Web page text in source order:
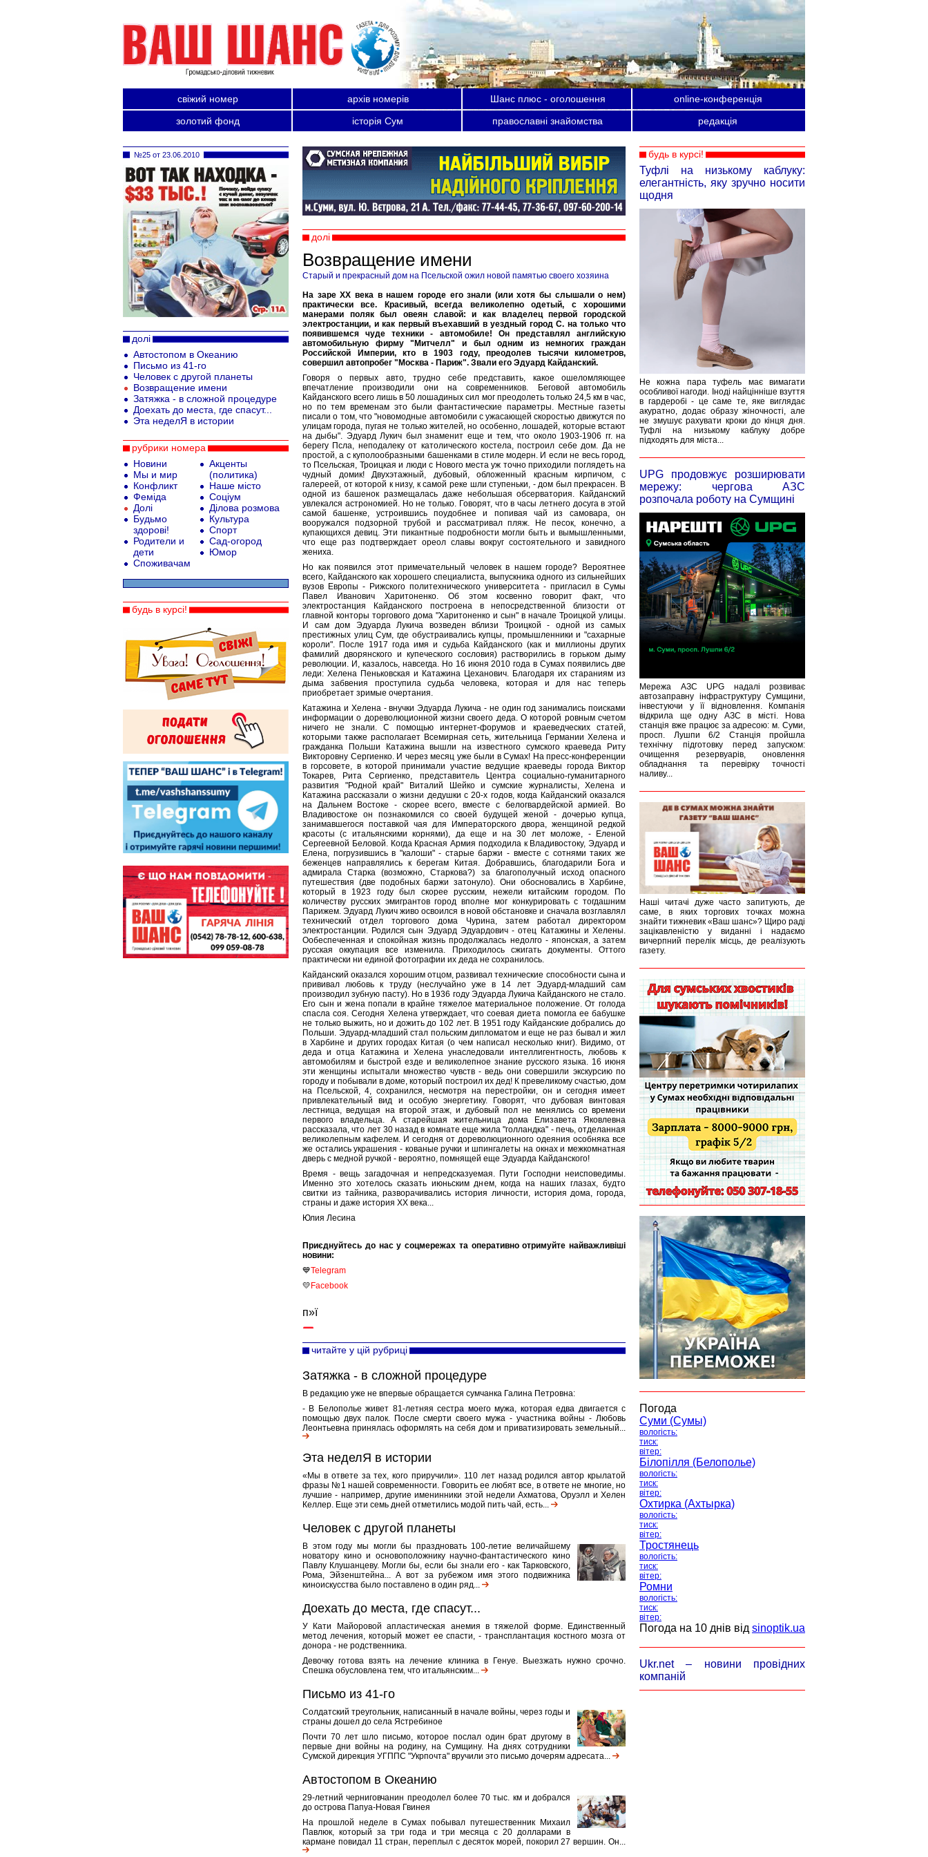
свіжий номер архів номерів Шанс плюс - оголошення
online-конференція
золотий фонд
історія Сум православні знайомства редакція
долі
Возвращение имени
Старый и прекрасный дом на Псельской ожил новой памятью своего хозяина
На заре ХХ века в нашем городе его знали (или хотя бы слышали о нем)
практически все. Красивый, всегда великолепно одетый, с хорошими
манерами поляк был овеян славой: и как владелец первой городской
электростанции, и как первый въехавший в уездный город С. на только что
появившемся чуде техники - автомобиле! Он представлял английскую
автомобильную фирму "Митчелл" и был одним из немногих граждан
Российской Империи, кто в 1903 году, преодолев тысячи километров,
совершил автопробег "Москва - Париж". Звали его Эдуард Кайданский.
Говоря о первых авто, трудно себе представить, какое ошеломляющее
впечатление производили они на современников. Беговой автомобиль
Кайданского всего лишь в 50 лошадиных сил мог преодолеть только 24,5 км в час,
но по тем временам это были фантастические параметры. Местные газеты
писали о том, что "новомодные автомобили с ужасающей скоростью движутся по
улицам города, пугая не только жителей, но особенно, лошадей, которые встают
на дыбы". Эдуард Лукич был знаменит еще и тем, что около 1903-1906 гг. на
берегу Псла, неподалеку от католического костела, построил себе дом. Да не
простой, а с куполообразными башенками в стиле модерн. И если не весь город,
то Псельская, Троицкая и люди с Нового места уж точно приходили поглядеть на
чудный домик! Двухэтажный, дубовый, обложенный красным кирпичом, с
галереей, от которой к низу, к самой реке шли ступеньки, - дом был прекрасен. В
одной из башенок размещалась даже небольшая обсерватория. Кайданский
увлекался астрономией. Но не только. Говорят, что в часы летнего досуга в этой
самой башенке, устроившись поудобнее и попивая чай из самовара, он
вооружался подзорной трубой и рассматривал пляж. Не песок, конечно, а
купающихся девиц. Эти пикантные подробности могли быть и вымышленными,
что еще раз подтверждает ореол славы вокруг состоятельного и завидного
жениха.
Но как появился этот примечательный человек в нашем городе? Вероятнее
всего, Кайданского как хорошего специалиста, выпускника одного из сильнейших
вузов Европы - Рижского политехнического университета - пригласил в Сумы
Павел Иванович Харитоненко. Об этом косвенно говорит факт, что
электростанция Кайданского построена в непосредственной близости от
главной конторы торгового дома "Харитоненко и сын" в начале Троицкой улицы.
И сам дом Эдуарда Лукича возведен вблизи Троицкой - одной из самых
престижных улиц Сум, где обустраивались купцы, промышленники и "сахарные
короли". После 1917 года имя и судьба Кайданского (как и миллионы других
фамилий дворянского и купеческого сословия) растворились в горьком дыму
революции. И, казалось, навсегда. Но 16 июня 2010 года в Сумах появились две
леди: Хелена Пеньковская и Катажина Цеханович. Благодаря их стараниям из
дыма забвения проступила судьба человека, которая и для нас теперь
приобретает зримые очертания.
Катажина и Хелена - внучки Эдуарда Лукича - не один год занимались поисками
информации о дореволюционной жизни своего деда. О которой ровным счетом
ничего не знали. С помощью интернет-форумов и краеведческих статей,
которыми также располагает Всемирная сеть, жительница Германии Хелена и
гражданка Польши Катажина вышли на известного сумского краеведа Риту
Викторовну Сергиенко. И через месяц уже были в Сумах! На пресс-конференции
в горсовете, в которой принимали участие ведущие краеведы города Виктор
Токарев, Рита Сергиенко, представитель Центра социально-гуманитарного
развития "Родной край" Виталий Шейко и сумские журналисты, Хелена и
Катажина рассказали о жизни дедушки с 20-х годов, когда Кайданский оказался
на Дальнем Востоке - скорее всего, вместе с белогвардейской армией. Во
Владивостоке он познакомился со своей будущей женой - дочерью купца,
занимавшегося поставкой чая для Императорского двора, женщиной редкой
красоты (с итальянскими корнями), да еще и на 30 лет моложе, - Еленой
Сергеевной Беловой. Когда Красная Армия подходила к Владивостоку, Эдуард и
Елена, погрузившись в "калоши" - старые баржи - вместе с сотнями таких же
беженцев направлялись к берегам Китая. Добравшись, благодарили Бога и
адмирала Старка (возможно, Старкова?) за благополучный исход опасного
путешествия (две подобных баржи затонуло). Они обосновались в Харбине,
который в 1923 году был скорее русским, нежели китайским городом. По
количеству русских эмигрантов город вполне мог конкурировать с тогдашним
Парижем. Эдуард Лукич живо освоился в новой обстановке и сначала возглавлял
технический отдел торгового дома Чурина, затем работал директором
электростанции. Родился сын Эдуард Эдуардович - отец Катажины и Хелены.
Ообеспеченная и спокойная жизнь продолжалась недолго - японская, а затем
русская оккупация все изменила. Приходилось сжигать документы. Оттого
практически ни единой фотографии их деда не сохранилось.
Кайданский оказался хорошим отцом, развивал технические способности сына и
прививал любовь к труду (неслучайно уже в 14 лет Эдуард-младший сам
производил зубную пасту). Но в 1936 году Эдуарда Лукича Кайданского не стало.
Его сын и жена попали в крайне тяжелое материальное положение. От голода
спасла соя. Сегодня Хелена утверждает, что соевая диета помогла ее бабушке
не только выжить, но и дожить до 102 лет. В 1951 году Кайданские добрались до
Польши. Эдуард-младший стал польским дипломатом и еще не раз бывал и жил
в Харбине и других городах Китая (о чем написал несколько книг). Видимо, от
деда и отца Катажина и Хелена унаследовали интеллигентность, любовь к
автомобилям и быстрой езде и великолепное знание русского языка. 16 июня
эти женщины испытали множество чувств - ведь они совершили экскурсию по
городу и побывали в доме, который построил их дед! К превеликому счастью, дом
на Псельской, 4, сохранился, несмотря на перестройки, он и сегодня имеет
привлекательный вид и особую энергетику. Говорят, что дубовая винтовая
лестница, ведущая на второй этаж, и дубовый пол не менялись со времени
первого владельца. А старейшая жительница дома Елизавета Яковлевна
рассказала, что лет 30 назад в комнате еще жила "голландка" - печь, отделанная
великолепным кафелем. И сегодня от дореволюционного одеяния особняка все
же остались украшения - кованые ручки и шпингалеты на окнах и межкомнатная
дверь с медной ручкой - вероятно, помнящей еще Эдуарда Кайданского!
Время - вещь загадочная и непредсказуемая. Пути Господни неисповедимы.
Именно это хотелось сказать июньским днем, когда на наших глазах, будто
свитки из тайника, разворачивались история личности, история дома, города,
страны и даже история ХХ века...
Юлия Лесина
Приєднуйтесь до нас у соцмережах та оперативно отримуйте найважливіші
новини:
💙Telegram
💛 Facebook
п»ї
читайте у цій рубриці
Затяжка - в сложной процедуре
В редакцию уже не впервые обращается сумчанка Галина Петровна:
- В Белополье живет 81-летняя сестра моего мужа, которая едва двигается с
помощью двух палок. После смерти своего мужа - участника войны - Любовь
Леонтьевна принялась оформлять на себя дом и приватизировать земельный...
Эта неделЯ в истории
«Мы в ответе за тех, кого приручили». 110 лет назад родился автор крылатой
фразы №1 нашей современности. Говорить ее любят все, в ответе не многие, но
лучшие - например, другие именинники этой недели Ахматова, Оруэлл и Хелен
Келлер. Еще эти семь дней отметились модой пить чай, есть...
Человек с другой планеты
В этом году мы могли бы праздновать 100-летие величайшему
новатору кино и основоположнику научно-фантастического кино
Павлу Клушанцеву. Могли бы, если бы знали его - как Тарковского,
Рома, Эйзенштейна... А вот за рубежом имя этого подвижника
киноискусства было поставлено в один ряд...
Доехать до места, где спасут...
У Кати Майоровой апластическая анемия в тяжелой форме. Единственный
метод лечения, который может ее спасти, - трансплантация костного мозга от
донора - не родственника.
Девочку готова взять на лечение клиника в Генуе. Выезжать нужно срочно.
Спешка обусловлена тем, что итальянским...
Письмо из 41-го
Солдатский треугольник, написанный в начале войны, через годы и
страны дошел до села Ястребиное
Почти 70 лет шло письмо, которое послал один брат другому в
первые дни войны на родину, на Сумщину. На днях сотрудники
Сумской дирекция УГППС "Укрпочта" вручили это письмо дочерям адресата...
Автостопом в Океанию
29-летний черниговчанин преодолел более 70 тыс. км и добрался
до острова Папуа-Новая Гвинея
На прошлой неделе в Сумах побывал путешественник Михаил
Павлюк, который за три года и три месяца с 20 долларами в
кармане повидал 11 стран, переплыл с десяток морей, покорил 27 вершин. Он...
будь в курсі!
Туфлі на низькому каблуку:
елегантність, яку зручно носити
щодня
Не кожна пара туфель має вимагати
особливої нагоди. Іноді найцінніше взуття
в гардеробі - це саме те, яке виглядає
акуратно, додає образу жіночності, але
не змушує рахувати кроки до кінця дня.
Туфлі на низькому каблуку добре
підходять для міста...
UPG продовжує розширювати
мережу: чергова АЗС
розпочала роботу на Сумщині
Мережа АЗС UPG надалі розвиває
автозаправну інфраструктуру Сумщини,
інвестуючи у її відновлення. Компанія
відкрила ще одну АЗС в місті. Нова
станція вже працює за адресою: м. Суми,
просп. Лушпи 6/2 Станція пройшла
технічну підготовку перед запуском:
очищення резервуарів, оновлення
обладнання та перевірку точності
наливу...
Наші читачі дуже часто запитують, де
саме, в яких торгових точках можна
знайти тижневик «Ваш шанс»? Щиро раді
зацікавленістю у виданні і надаємо
вичерпний перелік місць, де реалізують
газету.
Погода
Суми (Сумы)
вологість:
тиск:
вітер:
Білопілля (Белополье)
вологість:
тиск:
вітер:
Охтирка (Ахтырка)
вологість:
тиск:
вітер:
Тростянець
вологість:
тиск:
вітер:
Ромни
вологість:
тиск:
вітер:
Погода на 10 днів від sinoptik.ua
Ukr.net – новини провідних
компаній
№25 от 23.06.2010
долі
Автостопом в Океанию
Письмо из 41-го
Человек с другой планеты
Возвращение имени
Затяжка - в сложной процедуре
Доехать до места, где спасут...
Эта неделЯ в истории
рубрики номера
Новини
Мы и мир
Конфликт
Феміда
Долі
Будьмо
здорові!
Родители и
дети
Споживачам
Акценты
(политика)
Наше місто
Соціум
Ділова розмова
Культура
Спорт
Сад-огород
Юмор
будь в курсі!